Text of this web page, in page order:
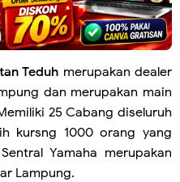
Teduh merupakan dealer
dan merupakan main
25 Cabang diseluruh
kursng 1000 orang yang
Yamaha merupakan
Lampung.